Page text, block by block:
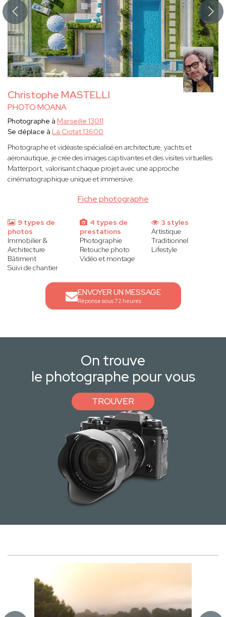
Christophe MASTELLI
PHOTO MOANA
Fiche photographe
Photographe à Marseille 13011
Se déplace à La Ciotat 13600
Photographe et vidéaste spécialisé en architecture, yachts et
aéronautique, je crée des images captivantes et des visites virtuelles
Matterport, valorisant chaque projet avec une approche
cinématographique unique et immersive.
9 types de
photos
Immobilier &
Architecture
Bâtiment
Suivi de chantier
4 types de
prestations
Photographie
Retouche photo
Vidéo et montage
3 styles
Artistique
Traditionnel
Lifestyle
ENVOYER UN MESSAGE
Réponse sous 72 heures
On trouve
le photographe pour vous
TROUVER